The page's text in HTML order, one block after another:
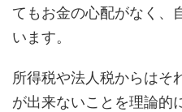
てもお金の心配がなく、
います。
所得税や法人税からはそ
が出来ないことを理論的